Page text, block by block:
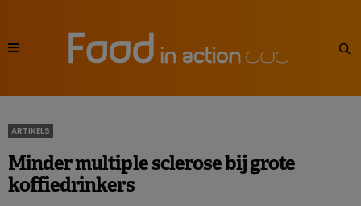
ARTIKELS
Minder multiple sclerose bij grote
koffiedrinkers